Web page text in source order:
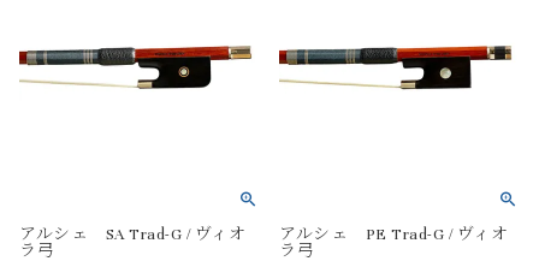
アルシェ SA Trad-G / ヴィオ
ラ弓
アルシェ PE Trad-G / ヴィオ
ラ弓